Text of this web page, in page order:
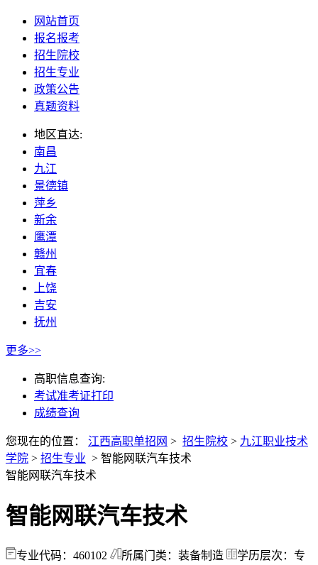
网站首页
报名报考
招生院校
招生专业
政策公告
真题资料
地区直达:
南昌
九江
景德镇
萍乡
新余
鹰潭
赣州
宜春
上饶
吉安
抚州
更多>>
高职信息查询:
考试准考证打印
成绩查询
您现在的位置： 江西高职单招网 > 招生院校 > 九江职业技术
学院 > 招生专业 > 智能网联汽车技术
智能网联汽车技术
智能网联汽车技术
专业代码：460102 所属门类：装备制造
学历层次：专